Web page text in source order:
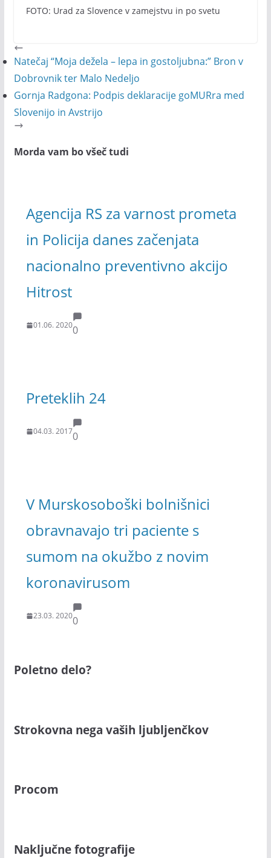
FOTO: Urad za Slovence v zamejstvu in po svetu
Natečaj “Moja dežela – lepa in gostoljubna:” Bron v
Dobrovnik ter Malo Nedeljo
Gornja Radgona: Podpis deklaracije goMURra med
Slovenijo in Avstrijo
Morda vam bo všeč tudi
Agencija RS za varnost prometa
in Policija danes začenjata
nacionalno preventivno akcijo
Hitrost
01.06. 20200
Preteklih 24
04.03. 20170
V Murskosoboški bolnišnici
obravnavajo tri paciente s
sumom na okužbo z novim
koronavirusom
23.03. 20200
Poletno delo?
Strokovna nega vaših ljubljenčkov
Procom
Naključne fotografije